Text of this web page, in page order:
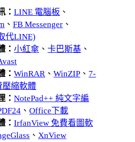
：LINE 電腦板 、
、FB Messenger 、
代LINE)
：小紅傘 、卡巴斯基 、
：WinRAR 、WinZIP 、 7-
壓縮軟體
：NotePad++ 純文字編
、Office下載
：IrfanView 免費看圖軟
、 XnView